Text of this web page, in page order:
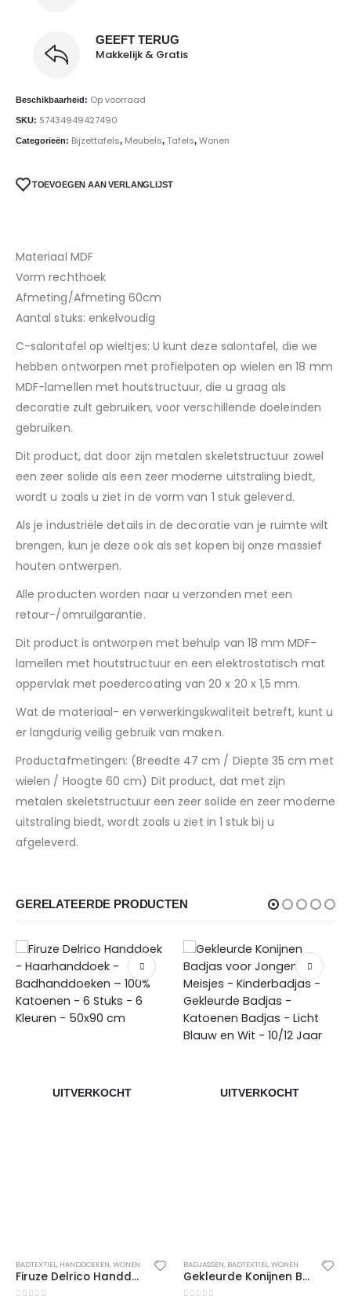
GEEFT TERUG
Makkelijk & Gratis
Beschikbaarheid: Op voorraad
SKU: S7434949427490
Categorieën: Bijzettafels, Meubels, Tafels, Wonen
TOEVOEGEN AAN VERLANGLIJST
Materiaal MDF
Vorm rechthoek
Afmeting/Afmeting 60cm
Aantal stuks: enkelvoudig
C-salontafel op wieltjes: U kunt deze salontafel, die we
hebben ontworpen met profielpoten op wielen en 18 mm
MDF-lamellen met houtstructuur, die u graag als
decoratie zult gebruiken, voor verschillende doeleinden
gebruiken.
Dit product, dat door zijn metalen skeletstructuur zowel
een zeer solide als een zeer moderne uitstraling biedt,
wordt u zoals u ziet in de vorm van 1 stuk geleverd.
Als je industriële details in de decoratie van je ruimte wilt
brengen, kun je deze ook als set kopen bij onze massief
houten ontwerpen.
Alle producten worden naar u verzonden met een
retour-/omruilgarantie.
Dit product is ontworpen met behulp van 18 mm MDF-
lamellen met houtstructuur en een elektrostatisch mat
oppervlak met poedercoating van 20 x 20 x 1,5 mm.
Wat de materiaal- en verwerkingskwaliteit betreft, kunt u
er langdurig veilig gebruik van maken.
Productafmetingen: (Breedte 47 cm / Diepte 35 cm met
wielen / Hoogte 60 cm) Dit product, dat met zijn
metalen skeletstructuur een zeer solide en zeer moderne
uitstraling biedt, wordt zoals u ziet in 1 stuk bij u
afgeleverd.
GERELATEERDE PRODUCTEN
UITVERKOCHT
BADTEXTIEL, HANDDOEKEN,WONEN
Firuze Delrico Handdoek – Haarhanddoek – Badhanddoeken – 100% Katoenen – 6 Stuks – 6 Kleuren – 50×90 cm
UITVERKOCHT
BADJASSEN, BADTEXTIEL,WONEN
Gekleurde Konijnen Badjas voor Jongens en Meisjes – Kinderbadjas – Gekleurde Badjas – Katoenen Badjas – Licht Blauw en Wit – 10/12 Jaar